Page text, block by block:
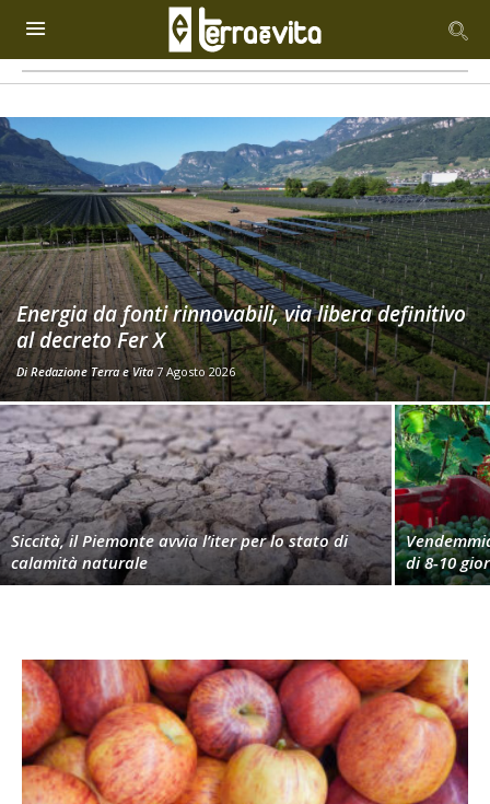
Energia da fonti rinnovabili, via libera definitivo
al decreto Fer X
Di Redazione Terra e Vita 7 Agosto 2026
Siccità, il Piemonte avvia l’iter per lo stato di
calamità naturale
di 8-10